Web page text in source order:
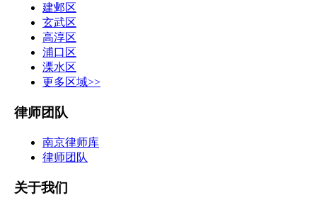
建邺区
玄武区
高淳区
浦口区
溧水区
更多区域>>
律师团队
南京律师库
律师团队
关于我们